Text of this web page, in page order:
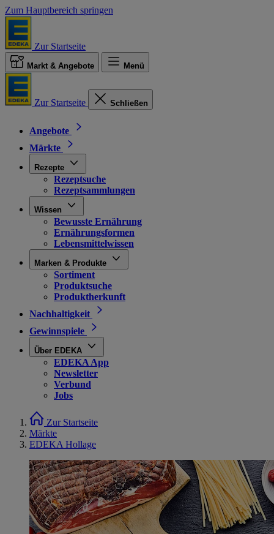
Zum Hauptbereich springen
Zur Startseite
Markt & Angebote Menü
Zur Startseite Schließen
Angebote
Märkte
Rezepte
Rezeptsuche
Rezeptsammlungen
Wissen
Bewusste Ernährung
Ernährungsformen
Lebensmittelwissen
Marken & Produkte
Sortiment
Produktsuche
Produktherkunft
Nachhaltigkeit
Gewinnspiele
Über EDEKA
EDEKA App
Newsletter
Verbund
Jobs
Zur Startseite
Märkte
EDEKA Hollage